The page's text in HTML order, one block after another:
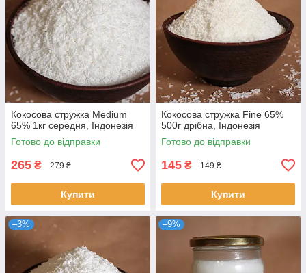
Кокосова стружка Medium
65% 1кг середня, Індонезія
Готово до відправки
265 ₴ 279 ₴
Купити
Кокосова стружка Fine 65%
500г дрібна, Індонезія
Готово до відправки
145 ₴ 149 ₴
Купити
–3% –9%